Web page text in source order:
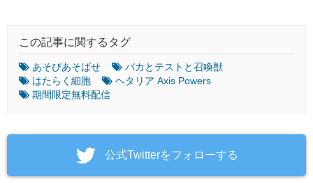
この記事に関するタグ
あそびあそばせ
バカとテストと召喚獣
はたらく細胞
ヘタリア Axis Powers
期間限定無料配信
‎公式Twitterをフォローする